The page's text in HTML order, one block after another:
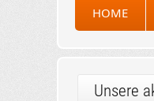
HOME
Unsere